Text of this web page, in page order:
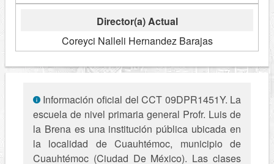
Director(a) Actual
Coreyci Nalleli Hernandez Barajas
Información oficial del CCT 09DPR1451Y. La
escuela de nivel primaria general Profr. Luis de
la Brena es una institución pública ubicada en
la localidad de Cuauhtémoc, municipio de
Cuauhtémoc (Ciudad De México). Las clases